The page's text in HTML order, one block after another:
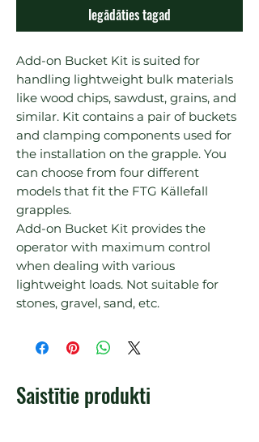
Iegādāties tagad
Add-on Bucket Kit is suited for
handling lightweight bulk materials
like wood chips, sawdust, grains, and
similar. Kit contains a pair of buckets
and clamping components used for
the installation on the grapple. You
can choose from four different
models that fit the FTG Källefall
grapples.
Add-on Bucket Kit provides the
operator with maximum control
when dealing with various
lightweight loads. Not suitable for
stones, gravel, sand, etc.
Saistītie produkti